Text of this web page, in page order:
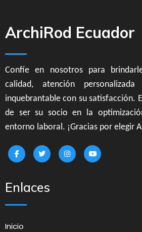
ArchiRod Ecuador
Confíe en nosotros para
calidad, atención
inquebrantable con su satisfacción.
de ser su socio en la
entorno laboral. ¡Gracias por elegir
Enlaces
Inicio